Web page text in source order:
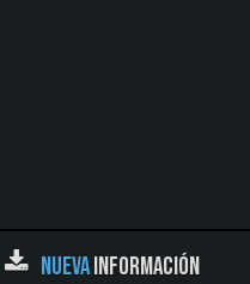
NUEVAINFORMACIÓN